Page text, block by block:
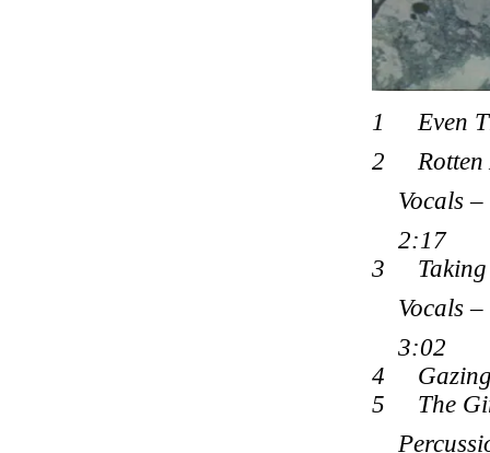
1 Even
2 Rotten
Vocals –
2:17
3 Taking
Vocals –
3:02
4 Gazing
5 The